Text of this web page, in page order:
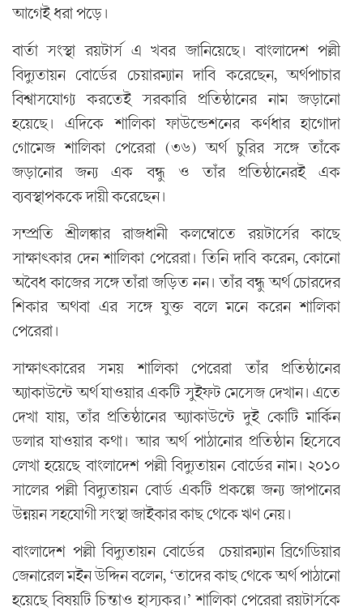
আগেই ধরা পড়ে।
বার্তা সংস্থা রয়টার্স এ খবর জানিয়েছে। বাংলাদেশ পল্লী
বিদ্যুতায়ন বোর্ডের চেয়ারম্যান দাবি করেছেন, অর্থপাচার
বিশ্বাসযোগ্য করতেই সরকারি প্রতিষ্ঠানের নাম জড়ানো
হয়েছে। এদিকে শালিকা ফাউন্ডেশনের কর্ণধার হাগোদা
গোমেজ শালিকা পেরেরা (৩৬) অর্থ চুরির সঙ্গে তাঁকে
জড়ানোর জন্য এক বন্ধু ও তাঁর প্রতিষ্ঠানেরই এক
ব্যবস্থাপককে দায়ী করেছেন।
সম্প্রতি শ্রীলঙ্কার রাজধানী কলম্বোতে রয়টার্সের কাছে
সাক্ষাৎকার দেন শালিকা পেরেরা। তিনি দাবি করেন, কোনো
অবৈধ কাজের সঙ্গে তাঁরা জড়িত নন। তাঁর বন্ধু অর্থ চোরদের
শিকার অথবা এর সঙ্গে যুক্ত বলে মনে করেন শালিকা
পেরেরা।
সাক্ষাৎকারের সময় শালিকা পেরেরা তাঁর প্রতিষ্ঠানের
অ্যাকাউন্টে অর্থ যাওয়ার একটি সুইফট মেসেজ দেখান। এতে
দেখা যায়, তাঁর প্রতিষ্ঠানের অ্যাকাউন্টে দুই কোটি মার্কিন
ডলার যাওয়ার কথা। আর অর্থ পাঠানোর প্রতিষ্ঠান হিসেবে
লেখা হয়েছে বাংলাদেশ পল্লী বিদ্যুতায়ন বোর্ডের নাম। ২০১০
সালের পল্লী বিদ্যুতায়ন বোর্ড একটি প্রকল্পে জন্য জাপানের
উন্নয়ন সহযোগী সংস্থা জাইকার কাছ থেকে ঋণ নেয়।
বাংলাদেশ পল্লী বিদ্যুতায়ন বোর্ডের চেয়ারম্যান ব্রিগেডিয়ার
জেনারেল মইন উদ্দিন বলেন, ‘তাদের কাছ থেকে অর্থ পাঠানো
হয়েছে বিষয়টি চিন্তাও হাস্যকর।’ শালিকা পেরেরা রয়টার্সকে